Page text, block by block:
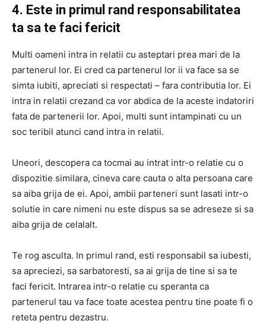
4. Este in primul rand responsabilitatea
ta sa te faci fericit
Multi oameni intra in relatii cu asteptari prea mari de la
partenerul lor. Ei cred ca partenerul lor ii va face sa se
simta iubiti, apreciati si respectati – fara contributia lor. Ei
intra in relatii crezand ca vor abdica de la aceste indatoriri
fata de partenerii lor. Apoi, multi sunt intampinati cu un
soc teribil atunci cand intra in relatii.
Uneori, descopera ca tocmai au intrat intr-o relatie cu o
dispozitie similara, cineva care cauta o alta persoana care
sa aiba grija de ei. Apoi, ambii parteneri sunt lasati intr-o
solutie in care nimeni nu este dispus sa se adreseze si sa
aiba grija de celalalt.
Te rog asculta. In primul rand, esti responsabil sa iubesti,
sa apreciezi, sa sarbatoresti, sa ai grija de tine si sa te
faci fericit. Intrarea intr-o relatie cu speranta ca
partenerul tau va face toate acestea pentru tine poate fi o
reteta pentru dezastru.